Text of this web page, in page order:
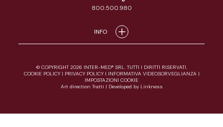
800.500.980
INFO
© COPYRIGHT 2026 INTER-MED® SRL. TUTTI I DIRITTI RISERVATI.
COOKIE POLICY| PRIVACY POLICY| INFORMATIVA VIDEOSORVEGLIANZA |
IMPOSTAZIONI COOKIE
Art direction Tratti | Developed by Linkness